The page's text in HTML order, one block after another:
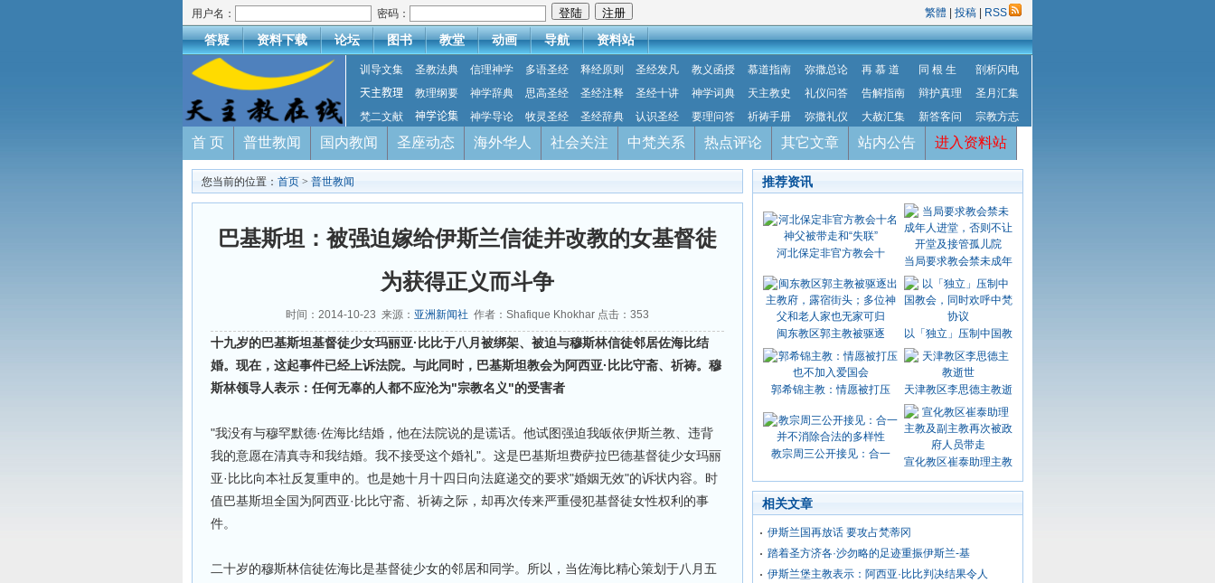
用户名： 密码： 繁體 投稿 RSS
答疑 资料下载 论坛 图书 教堂 动画 导航 资料站
训导文集 圣教法典 信理神学 多语圣经 释经原则 圣经发凡 教义函授 慕道指南 弥撒总论 再 慕 道 同 根 生
剖析闪电
天主教理
教理纲要 神学辞典 思高圣经 圣经注释 圣经十讲 神学词典 天主教史 礼仪问答 告解指南 辩护真理
圣月汇集
梵二文献
神学论集 神学导论 牧灵圣经 圣经辞典 认识圣经 要理问答 祈祷手册 弥撒礼仪 大赦汇集 新答客问 宗教方志
首 页 普世教闻 国内教闻 圣座动态 海外华人 社会关注 中梵关系 热点评论 其它文章 站内公告 进入资料站
您当前的位置： 首页 > 普世教闻
巴基斯坦：被强迫嫁给伊斯兰信徒并改教的女基督徒
为获得正义而斗争
时间：2014-10-23 来源： 亚洲新闻社 作者：Shafique Khokhar 点击： 353
十九岁的巴基斯坦基督徒少女玛丽亚·比比于八月被绑架、被迫与穆斯林信徒邻居佐海比结
婚。现在，这起事件已经上诉法院。与此同时，巴基斯坦教会为阿西亚·比比守斋、祈祷。穆
斯林领导人表示：任何无辜的人都不应沦为"宗教名义"的受害者
"我没有与穆罕默德·佐海比结婚，他在法院说的是谎话。他试图强迫我皈依伊斯兰教、违背
我的意愿在清真寺和我结婚。我不接受这个婚礼"。这是巴基斯坦费萨拉巴德基督徒少女玛丽
亚·比比向本社反复重申的。也是她十月十四日向法庭递交的要求"婚姻无效"的诉状内容。时
值巴基斯坦全国为阿西亚·比比守斋、祈祷之际，却再次传来严重侵犯基督徒女性权利的事
件。
二十岁的穆斯林信徒佐海比是基督徒少女的邻居和同学。所以，当佐海比精心策划于八月五
推荐资讯
河北保定非官方教会十
当局要求教会禁未成年
闽东教区郭主教被驱逐 以「独立」压制中国教
郭希锦主教：情愿被打压 天津教区李思德主教逝
教宗周三公开接见：合一
宣化教区崔泰助理主教
相关文章
伊斯兰国再放话 要攻占梵蒂冈
踏着圣方济各·沙勿略的足迹重振伊斯兰-基
伊斯兰堡主教表示：阿西亚·比比判决结果令人